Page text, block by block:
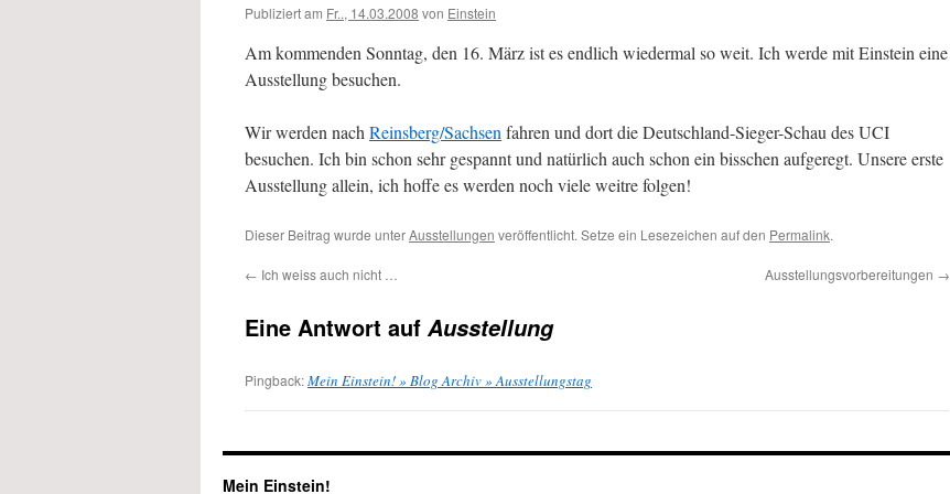
Publiziert am Fr.., 14.03.2008 von Einstein
Am kommenden Sonntag, den 16. März ist es endlich wiedermal so weit. Ich werde mit Einstein eine
Ausstellung besuchen.
Wir werden nach Reinsberg/Sachsen fahren und dort die Deutschland-Sieger-Schau des UCI
besuchen. Ich bin schon sehr gespannt und natürlich auch schon ein bisschen aufgeregt. Unsere erste
Ausstellung allein, ich hoffe es werden noch viele weitre folgen!
Dieser Beitrag wurde unterAusstellungen veröffentlicht. Setze ein Lesezeichen auf den Permalink.
← Ich weiss auch nicht … Ausstellungsvorbereitungen →
Eine Antwort auf Ausstellung
Pingback:Mein Einstein! » Blog Archiv » Ausstellungstag
Mein Einstein!